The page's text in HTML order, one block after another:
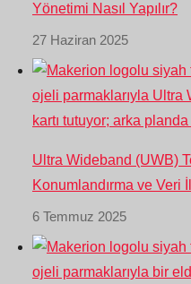
Yönetimi Nasıl Yapılır?
27 Haziran 2025
Ultra Wideband (UWB)
Konumlandırma ve Veri
6 Temmuz 2025